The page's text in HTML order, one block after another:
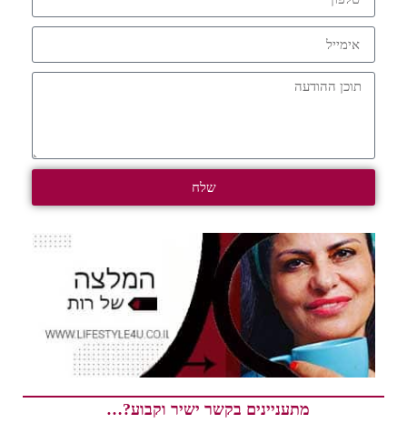
שלח
מתעניינים בקשר ישיר וקבוע?…